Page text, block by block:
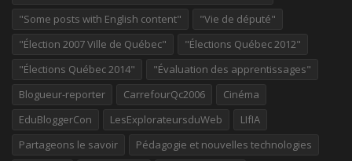
"Some posts with English content"
"Vie de député"
"Élection 2007 Ville de Québec"
"Élections Québec 2012"
"Élections Québec 2014"
"Évaluation des apprentissages"
Blogueur-reporter
CarrefourQc2006
Cinéma
EduBloggerCon
LesExplorateursduWeb
LIfIA
Partageons le savoir
Pédagogie et nouvelles technologies